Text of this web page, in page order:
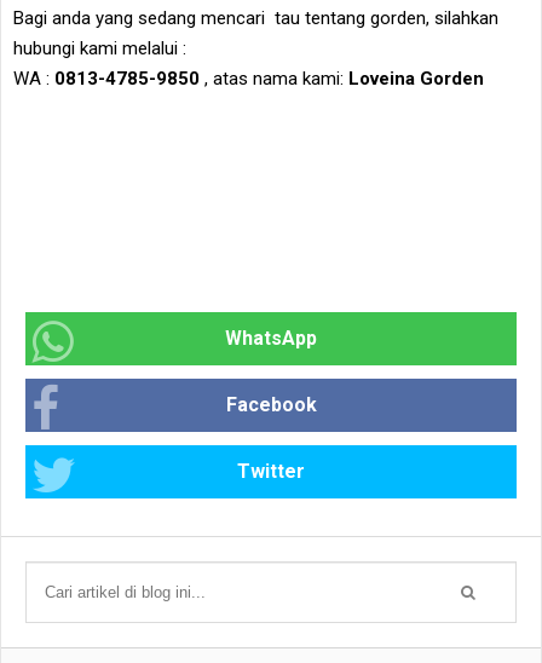
Bagi anda yang sedang mencari tau tentang gorden, silahkan
hubungi kami melalui :
WA : 0813-4785-9850 , atas nama kami: Loveina Gorden
WhatsApp
Facebook
Twitter